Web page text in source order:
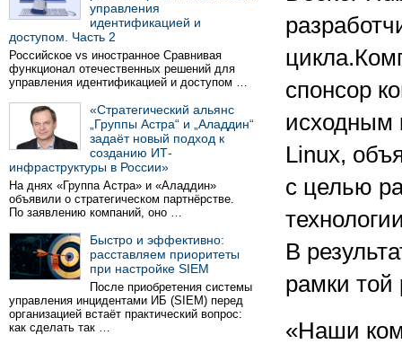
управления
идентификацией и
доступом. Часть 2
Российское vs иностранное Сравнивая
функционал отечественных решений для
управления идентификацией и доступом …
«Стратегический альянс
„Группы Астра“ и „Аладдин“
задаёт новый подход к
созданию ИТ-
инфраструктуры в России»
На днях «Группа Астра» и «Аладдин»
объявили о стратегическом партнёрстве.
По заявлению компаний, оно …
Быстро и эффективно:
расставляем приоритеты
при настройке SIEM
После приобретения системы
управления инцидентами ИБ (SIEM) перед
организацией встаёт практический вопрос:
как сделать так …
спонсор
исходным
Linux,
с целью
В
рамки той
«Наши